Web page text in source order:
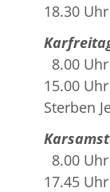
18.30
8.00
15.00
Sterben
8.00
17.45